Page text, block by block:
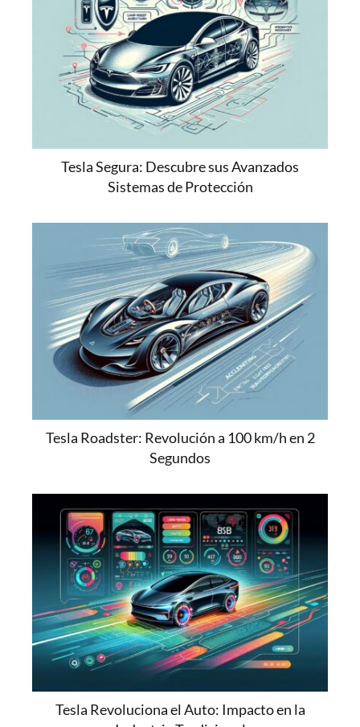
Tesla Segura: Descubre sus Avanzados
Sistemas de Protección
Tesla Roadster: Revolución a 100 km/h en 2
Segundos
Tesla Revoluciona el Auto: Impacto en la